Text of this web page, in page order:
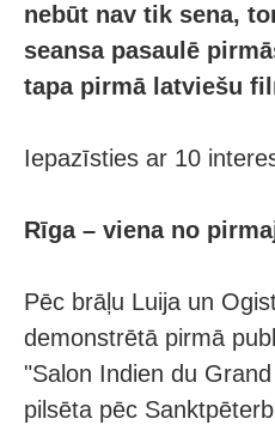
nebūt nav tik sena,
seansa pasaulē
tapa pirmā latviešu
Iepazīsties ar 10
Rīga – viena no
Pēc brāļu Luija un
demonstrētā pirmā
"Salon Indien du
pilsēta pēc